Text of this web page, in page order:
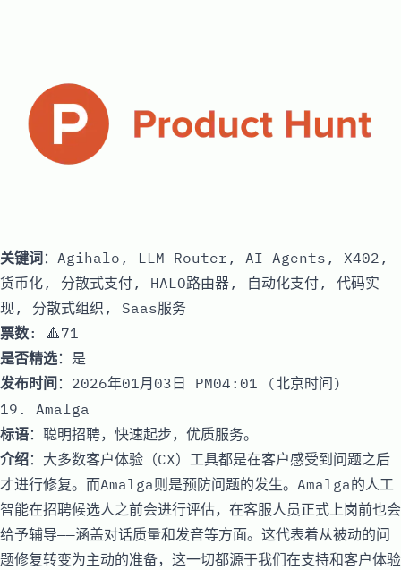
关键词：Agihalo, LLM Router, AI Agents, X402,
货币化, 分散式支付, HALO路由器, 自动化支付, 代码实
现, 分散式组织, Saas服务
票数: 🔺71
是否精选：是
发布时间 ：2026年01月03日 PM04:01 (北京时间)
19. Amalga
标语：聪明招聘，快速起步，优质服务。
介绍：大多数客户体验（CX）工具都是在客户感受到问题之后
才进行修复。而Amalga则是预防问题的发生。Amalga的人工
智能在招聘候选人之前会进行评估，在客服人员正式上岗前也会
给予辅导——涵盖对话质量和发音等方面。这代表着从被动的问
题修复转变为主动的准备，这一切都源于我们在支持和客户体验